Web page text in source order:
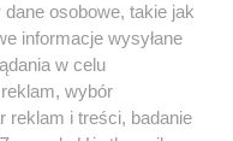
HOSTING
osobowe, takie jak
informacje wysyłane
w celu
wybór
reklam i treści, badanie